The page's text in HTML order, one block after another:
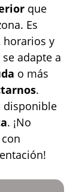
que
Es
horarios y
adapte a
o más
.
disponible
. ¡No